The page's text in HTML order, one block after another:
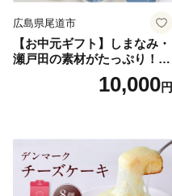
広島県尾道市
【お中元ギフト】しまなみ・
瀬戸田の素材がたっぷり！ジ
10,000円